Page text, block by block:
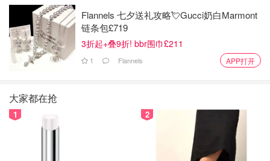
也很划算，而且还有很多国内很火的单品，买回来主子开
心，我们的钱包也开心！
点击进入宠物专区
Flannels 七夕送礼攻略💘Gucci奶白Marmont
链条包£719
3折起+叠9折! bbr围巾£211
1 Flannels APP打开
大家都在抢
1 2